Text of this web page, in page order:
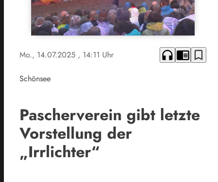
Mo., 14.07.2025 , 14:11 Uhr headphones chrome_reader_mode bookmark_border
Schönsee
Pascherverein gibt letzte
Vorstellung der
„Irrlichter“